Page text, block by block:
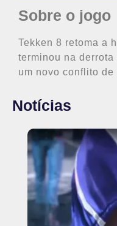
Sobre o jogo
Tekken 8 retoma a
terminou na
um novo conflito
Notícias